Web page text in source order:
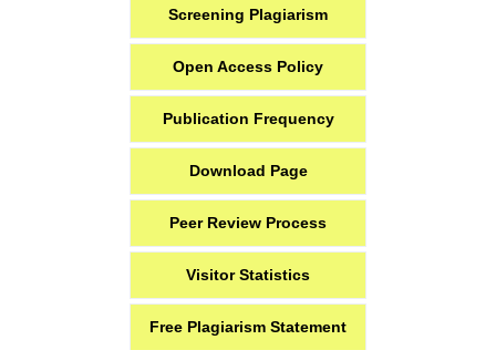
Screening Plagiarism
Open Access Policy
Publication Frequency
Download Page
Peer Review Process
Visitor Statistics
Free Plagiarism Statement